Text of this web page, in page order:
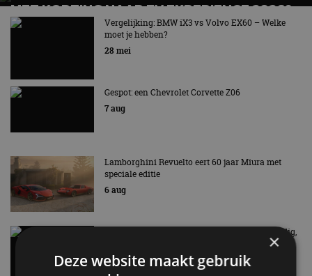
MET KORTING NAAR EV EXPERIENCE 2026?
AUTORAI REGELT HET!
EV Experience 2026 van 24 tot 26 september
Vergelijking: BMW iX3 vs Volvo EX60 – Welke
moet je hebben?
28 mei
Gespot: een Chevrolet Corvette Z06
7 aug
Lamborghini Revuelto eert 60 jaar Miura met
speciale editie
6 aug
Carbon fibre op je laadkabel: nergens voor nodig,
5 aug
×
Deze website maakt gebruik